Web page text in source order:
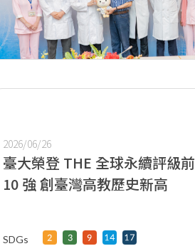
2026/06/26
臺大榮登 THE 全球永續評級前
10 強 創臺灣高教歷史新高
SDGs